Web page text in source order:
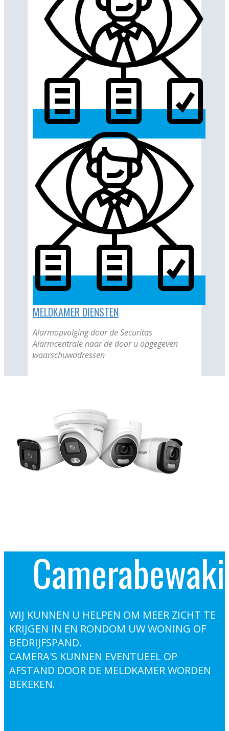
MELDKAMER DIENSTEN
Alarmopvolging door de Securitas
Alarmcentrale naar de door u opgegeven
waarschuwadressen
WIJ KUNNEN U HELPEN OM MEER ZICHT TE
KRIJGEN IN EN RONDOM UW WONING OF
BEDRIJFSPAND.
CAMERA'S KUNNEN EVENTUEEL OP
AFSTAND DOOR DE MELDKAMER WORDEN
BEKEKEN.